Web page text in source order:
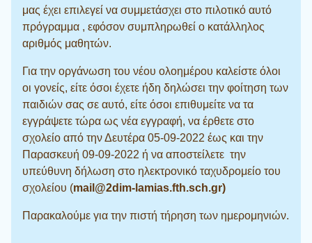
μας έχει επιλεγεί να συμμετάσχει στο πιλοτικό αυτό
πρόγραμμα , εφόσον συμπληρωθεί ο κατάλληλος
αριθμός μαθητών.
Για την οργάνωση του νέου ολοημέρου καλείστε όλοι
οι γονείς, είτε όσοι έχετε ήδη δηλώσει την φοίτηση των
παιδιών σας σε αυτό, είτε όσοι επιθυμείτε να τα
εγγράψετε τώρα ως νέα εγγραφή, να έρθετε στο
σχολείο από την Δευτέρα 05-09-2022 έως και την
Παρασκευή 09-09-2022 ή να αποστείλετε την
υπεύθυνη δήλωση στο ηλεκτρονικό ταχυδρομείο του
σχολείου (mail@2dim- lamias.fth.sch.gr)
Παρακαλούμε για την πιστή τήρηση των ημερομηνιών.